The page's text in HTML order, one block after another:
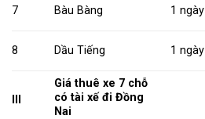
7 Bàu Bàng 1 ngày
8 Dầu Tiếng 1 ngày
Giá thuê xe 7 chỗ
có tài xế đi Đồng
Nai